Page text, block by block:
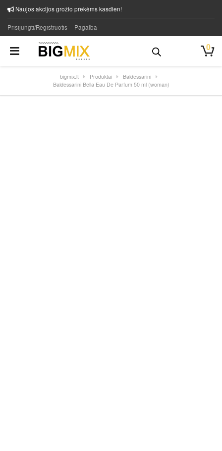
Naujos akcijos grožio prekėms kasdien!
Prisijungti/Registruotis Pagalba
0
bigmix.lt Produktai
Baldessarini
Baldessarini Bella Eau De Parfum 50 ml (woman)